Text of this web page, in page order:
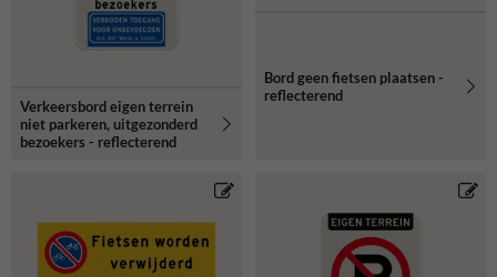
Verkeersbord eigen terrein
niet parkeren, uitgezonderd
bezoekers - reflecterend
Bord geen fietsen plaatsen -
reflecterend